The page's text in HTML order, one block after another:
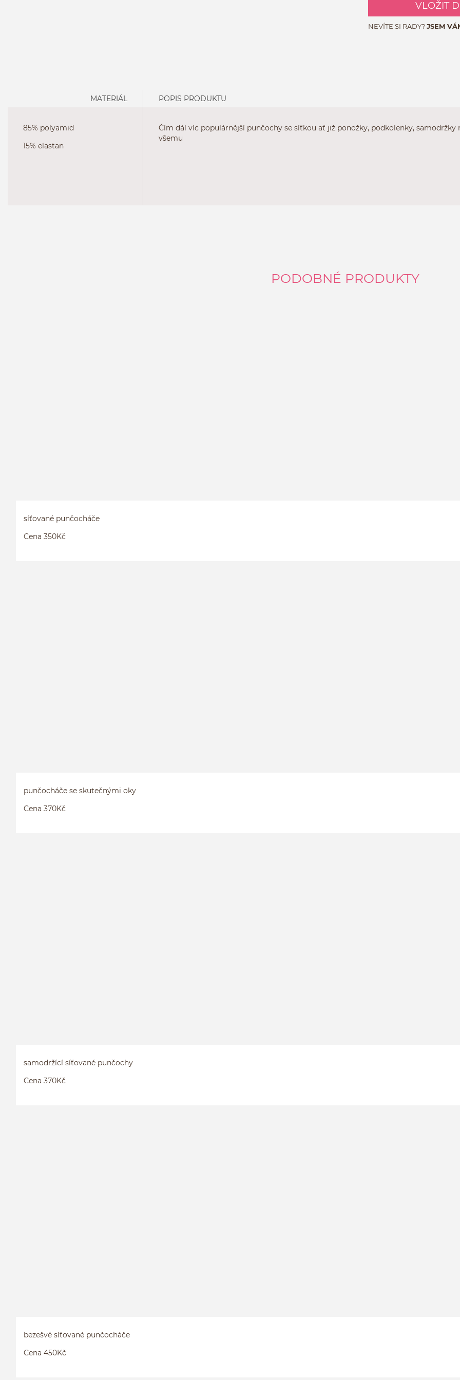
VLOŽIT
NEVÍTE SI RADY?JSEM
MATERIÁL
85% polyamid
15% elastan
POPIS PRODUKTU
Čím dál víc populárnější punčochy se síťkou ať již ponožky, podkolenky,
všemu
PODOBNÉ PRODUKTY
síťované punčocháče
Cena 350Kč
punčocháče se skutečnými oky
Cena 370Kč
samodržící síťované punčochy
Cena 370Kč
bezešvé síťované punčocháče
Cena 450Kč